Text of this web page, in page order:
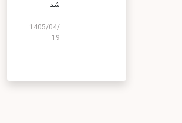
شد
1405/04/
19